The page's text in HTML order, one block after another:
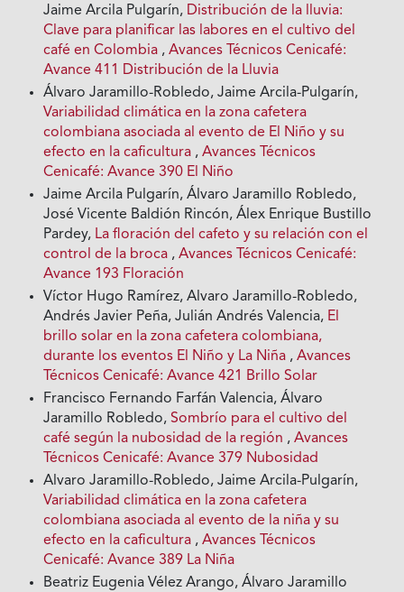
Jaime Arcila Pulgarín, Distribución de la lluvia:
Clave para planificar las labores en el cultivo del
café en Colombia ,Avances Técnicos Cenicafé:
Avance 411 Distribución de la Lluvia
Álvaro Jaramillo-Robledo, Jaime Arcila-Pulgarín,
Variabilidad climática en la zona cafetera
colombiana asociada al evento de El Niño y su
efecto en la caficultura ,Avances Técnicos
Cenicafé: Avance 390 El Niño
Jaime Arcila Pulgarín, Álvaro Jaramillo Robledo,
José Vicente Baldión Rincón, Álex Enrique Bustillo
Pardey, La floración del cafeto y su relación con el
control de la broca ,Avances Técnicos Cenicafé:
Avance 193 Floración
Víctor Hugo Ramírez, Alvaro Jaramillo-Robledo,
Andrés Javier Peña, Julián Andrés Valencia, El
brillo solar en la zona cafetera colombiana,
durante los eventos El Niño y La Niña ,Avances
Técnicos Cenicafé: Avance 421 Brillo Solar
Francisco Fernando Farfán Valencia, Álvaro
Jaramillo Robledo,Sombrío para el cultivo del
café según la nubosidad de la región ,Avances
Técnicos Cenicafé: Avance 379 Nubosidad
Alvaro Jaramillo-Robledo, Jaime Arcila-Pulgarín,
Variabilidad climática en la zona cafetera
colombiana asociada al evento de la niña y su
efecto en la caficultura ,Avances Técnicos
Cenicafé: Avance 389 La Niña
Beatriz Eugenia Vélez Arango, Álvaro Jaramillo